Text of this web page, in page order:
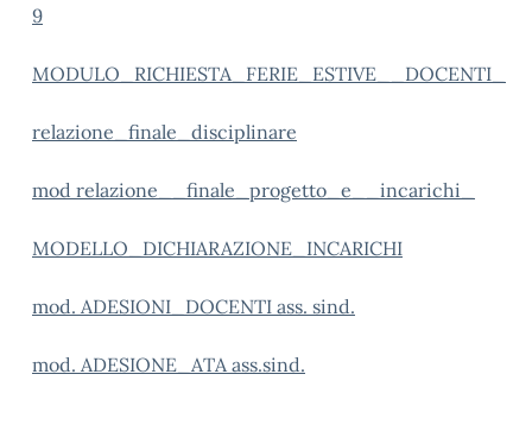
9
MODULO_RICHIESTA_FERIE_ESTIVE__DOCENTI_
relazione_finale_disciplinare
mod relazione__finale_progetto_e__incarichi_
MODELLO_DICHIARAZIONE_INCARICHI
mod. ADESIONI_DOCENTI ass. sind.
mod. ADESIONE_ATA ass.sind.